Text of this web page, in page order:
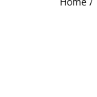
AngelConnection